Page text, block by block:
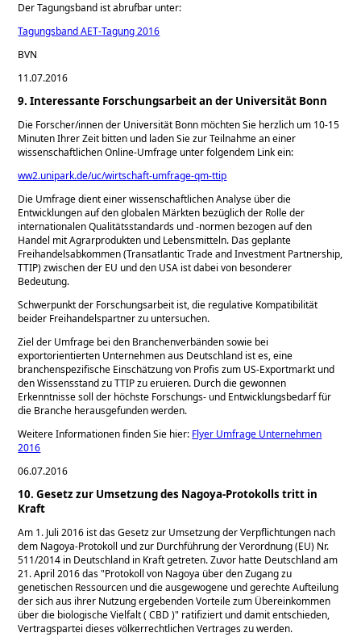
Der Tagungsband ist abrufbar unter:
Tagungsband AET-Tagung 2016
BVN
11.07.2016
9. Interessante Forschungsarbeit an der Universität Bonn
Die Forscher/innen der Universität Bonn möchten Sie herzlich um 10-15
Minuten Ihrer Zeit bitten und laden Sie zur Teilnahme an einer
wissenschaftlichen Online-Umfrage unter folgendem Link ein:
ww2.unipark.de/uc/wirtschaft-umfrage-qm-ttip
Die Umfrage dient einer wissenschaftlichen Analyse über die
Entwicklungen auf den globalen Märkten bezüglich der Rolle der
internationalen Qualitätsstandards und -normen bezogen auf den
Handel mit Agrarprodukten und Lebensmitteln. Das geplante
Freihandelsabkommen (Transatlantic Trade and Investment Partnership,
TTIP) zwischen der EU und den USA ist dabei von besonderer
Bedeutung.
Schwerpunkt der Forschungsarbeit ist, die regulative Kompatibilität
beider Freihandelspartner zu untersuchen.
Ziel der Umfrage bei den Branchenverbänden sowie bei
exportorientierten Unternehmen aus Deutschland ist es, eine
branchenspezifische Einschätzung von Profis zum US-Exportmarkt und
den Wissensstand zu TTIP zu eruieren. Durch die gewonnen
Erkenntnisse soll der höchste Forschungs- und Entwicklungsbedarf für
die Branche herausgefunden werden.
Weitere Informationen finden Sie hier: Flyer Umfrage Unternehmen
2016
06.07.2016
10. Gesetz zur Umsetzung des Nagoya-Protokolls tritt in
Kraft
Am 1. Juli 2016 ist das Gesetz zur Umsetzung der Verpflichtungen nach
dem Nagoya-Protokoll und zur Durchführung der Verordnung (EU) Nr.
511/2014 in Deutschland in Kraft getreten. Zuvor hatte Deutschland am
21. April 2016 das Protokoll von Nagoya über den Zugang zu
genetischen Ressourcen und die ausgewogene und gerechte Aufteilung
der sich aus ihrer Nutzung ergebenden Vorteile zum Übereinkommen
über die biologische Vielfalt ( CBD ) ratifiziert und damit entschieden,
Vertragspartei dieses völkerrechtlichen Vertrages zu werden.